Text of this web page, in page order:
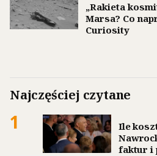
„Rakieta
Marsa? Co
Curiosity
Najczęściej czytane
1
Ile
faktur i